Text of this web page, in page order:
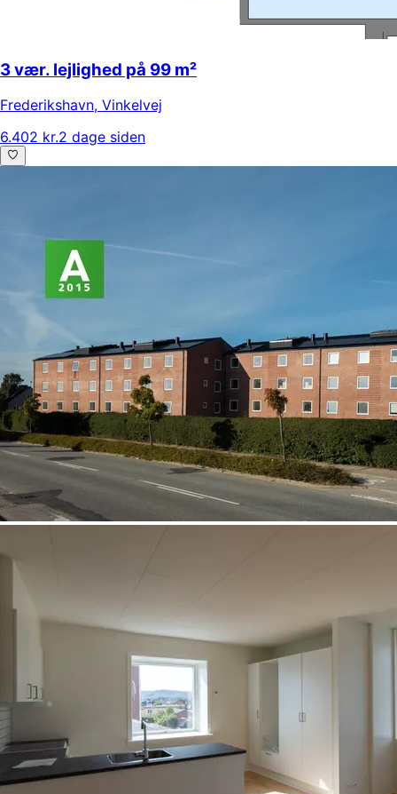
3 vær. lejlighed på 99 m²
Frederikshavn, Vinkelvej
6.402 kr.2 dage siden